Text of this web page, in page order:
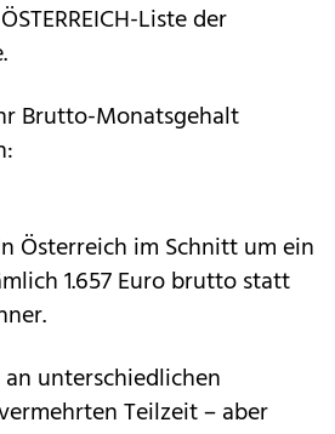
Liste der
Brutto-Monatsgehalt
Österreich im Schnitt um ein
1.657 Euro brutto statt
unterschiedlichen
Teilzeit – aber